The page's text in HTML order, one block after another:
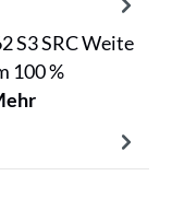
S3 SRC Weite
100 %